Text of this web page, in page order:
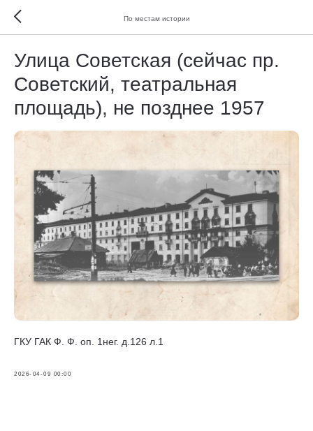
По местам истории
Улица Советская (сейчас пр.
Советский, театральная
площадь), не позднее 1957
ГКУ ГАК Ф. Ф. оп. 1нег. д.126 л.1
2026-04-09 00:00